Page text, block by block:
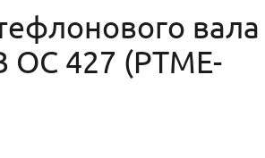
вала
427 (PTME-